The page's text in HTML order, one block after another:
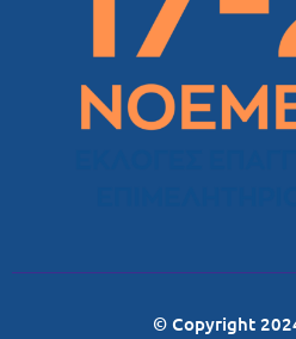
© Copyright